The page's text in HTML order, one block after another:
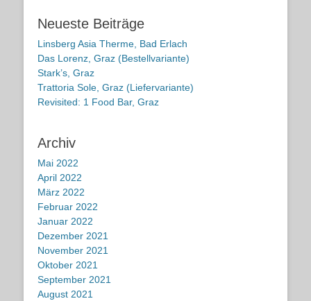
Neueste Beiträge
Linsberg Asia Therme, Bad Erlach
Das Lorenz, Graz (Bestellvariante)
Stark’s, Graz
Trattoria Sole, Graz (Liefervariante)
Revisited: 1 Food Bar, Graz
Archiv
Mai 2022
April 2022
März 2022
Februar 2022
Januar 2022
Dezember 2021
November 2021
Oktober 2021
September 2021
August 2021